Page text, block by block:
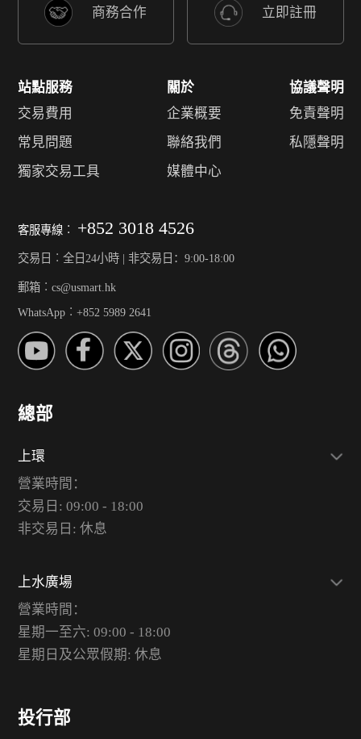
商務合作 立即註冊
站點服務
交易費用
常見問題
獨家交易工具
關於
企業概要
聯絡我們
媒體中心
協議聲明
免責聲明
私隱聲明
客服專線︰ +852 3018 4526
交易日︰全日24小時 | 非交易日：9:00-18:00
郵箱︰cs@usmart.hk
WhatsApp︰+852 5989 2641
總部
上環
營業時間：
交易日: 09:00 - 18:00
非交易日: 休息
上水廣場
營業時間：
星期一至六: 09:00 - 18:00
星期日及公眾假期: 休息
投行部